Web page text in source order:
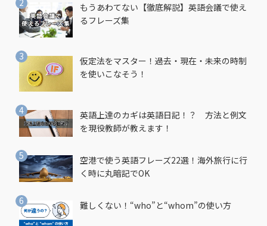
もうあわてない【徹底解説】英語会議で使え
るフレーズ集
仮定法をマスター！過去・現在・未来の時制
を使いこなそう！
英語上達のカギは英語日記！？ 方法と例文
を現役教師が教えます！
空港で使う英語フレーズ22選！海外旅行に行
く時に丸暗記でOK
難しくない！“who”と“whom”の使い方